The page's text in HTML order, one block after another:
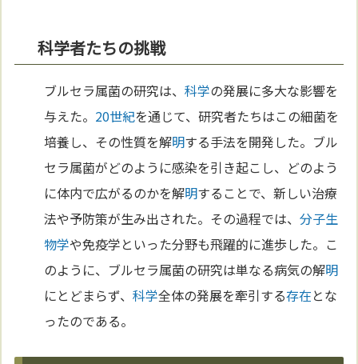
科学者たちの挑戦
ブルセラ属菌の研究は、科学の発展に多大な影響を
与えた。 20世紀を通じて、研究者たちはこの細菌を
培養し、その性質を解明する手法を開発した。ブル
セラ属菌がどのように感染を引き起こし、どのよう
に体内で広がるのかを解明することで、新しい治療
法や予防策が生み出された。その過程では、分子生
物学や免疫学といった分野も飛躍的に進歩した。こ
のように、ブルセラ属菌の研究は単なる病気の解明
にとどまらず、科学全体の発展を牽引する存在とな
ったのである。